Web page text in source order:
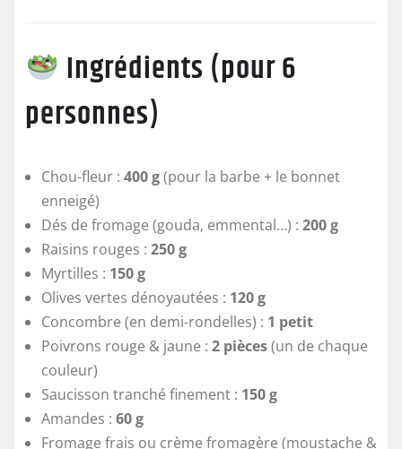
Ingrédients (pour 6
personnes)
Chou-fleur : 400 g(pour la barbe + le bonnet
enneigé)
Dés de fromage (gouda, emmental…) : 200 g
Raisins rouges : 250 g
Myrtilles : 150 g
Olives vertes dénoyautées : 120 g
Concombre (en demi-rondelles) : 1 petit
Poivrons rouge & jaune : 2 pièces(un de chaque
couleur)
Saucisson tranché finement : 150 g
Amandes : 60 g
Fromage frais ou crème fromagère (moustache &